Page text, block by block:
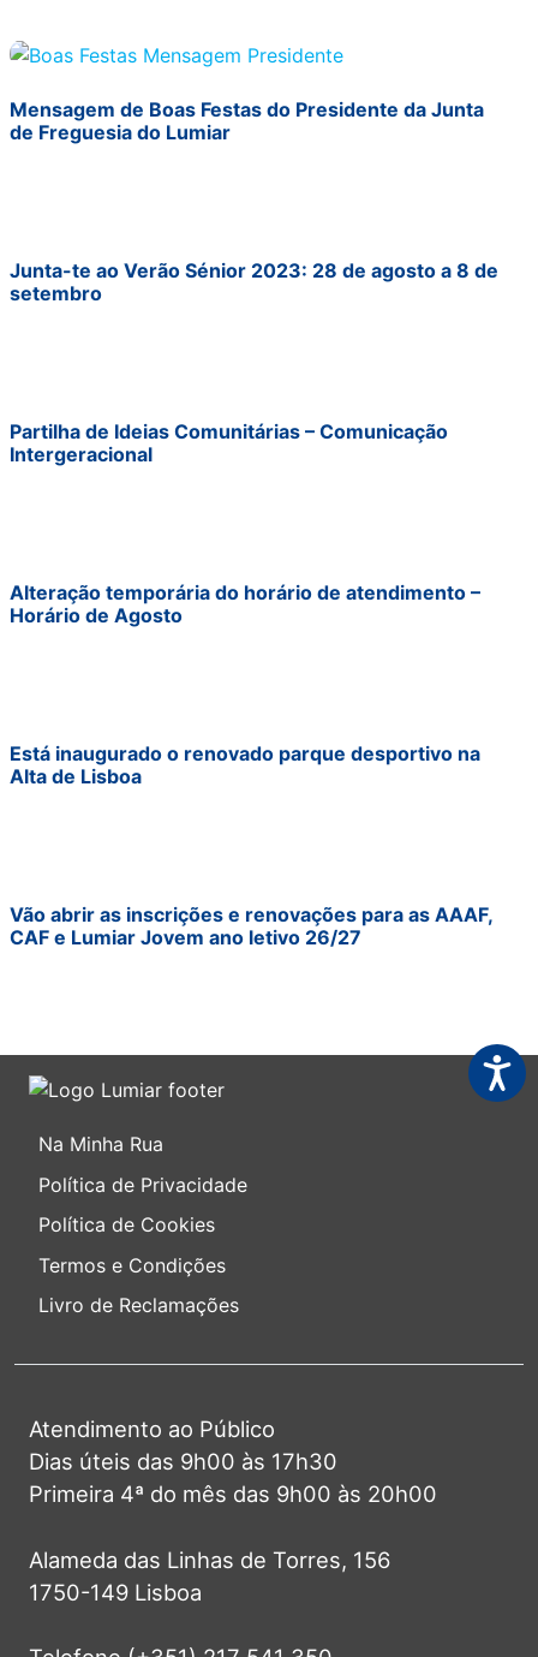
Mensagem de Boas Festas do Presidente da Junta
de Freguesia do Lumiar
Junta-te ao Verão Sénior 2023: 28 de agosto a 8 de
setembro
Partilha de Ideias Comunitárias – Comunicação
Intergeracional
Alteração temporária do horário de atendimento –
Horário de Agosto
Está inaugurado o renovado parque desportivo na
Alta de Lisboa
Vão abrir as inscrições e renovações para as AAAF,
CAF e Lumiar Jovem ano letivo 26/27
Na Minha Rua
Política de Privacidade
Política de Cookies
Termos e Condições
Livro de Reclamações
Atendimento ao Público
Dias úteis das 9h00 às 17h30
Primeira 4ª do mês das 9h00 às 20h00
Alameda das Linhas de Torres, 156
1750-149 Lisboa